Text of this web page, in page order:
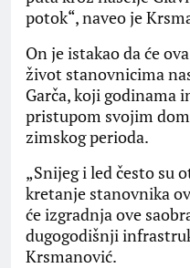
potok“, naveo je
On je istakao da će
život stanovnicima
Garča, koji godinama
pristupom svojim
zimskog perioda.
„Snijeg i led često su
kretanje stanovnika
će izgradnja ove
dugogodišnji
Krsmanović.